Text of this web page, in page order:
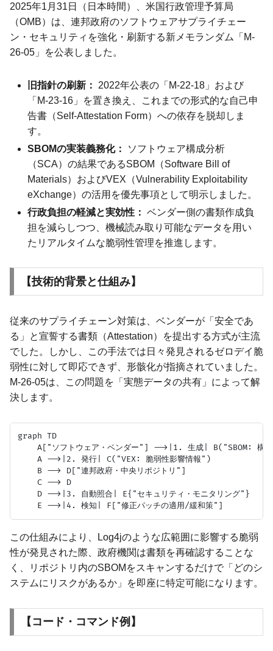
2025年1月31日（日本時間）、米国行政管理予算局
（OMB）は、連邦政府のソフトウェアサプライチェー
ン・セキュリティを強化・刷新する新メモランダム「M-
26-05」を公表しました。
旧指針の刷新：
2022年公表の「M-22-18」および
「M-23-16」を置き換え、これまでの形式的な自己申
告書（Self-Attestation Form）への依存を脱却しま
す。
SBOMの実装義務化：
ソフトウェア構成分析
（SCA）の結果であるSBOM（Software Bill of
Materials）およびVEX（Vulnerability Exploitability
eXchange）の活用を優先事項として明示しました。
行政負担の軽減と実効性： ベンダー側の書類作成負
担を減らしつつ、機械読み取り可能なデータを用い
たリアルタイムな脆弱性管理を推進します。
【技術的背景と仕組み】
従来のサプライチェーン対策は、ベンダーが「安全であ
る」と宣誓する書類（Attestation）を提出する方式が主流
でした。しかし、この手法では日々発見されるゼロデイ脆
弱性に対して即応できず、形骸化が指摘されていました。
M-26-05は、この問題を「実態データの共有」によって解
決します。
graph TD
A["ソフトウェア・ベンダー"] -->|1. 生成| B("SBOM: 構
    A -->|2. 発行| C("VEX: 脆弱性影響情報")
    B --> D["連邦政府・中央リポジトリ"]
    C --> D
    D -->|3. 自動照合| E{"セキュリティ・モニタリング"}
この仕組みにより、Log4jのような広範囲に影響する脆弱
性が発見された際、政府機関は書類を再確認することな
く、リポジトリ内のSBOMをスキャンするだけで「どのシ
ステムにリスクがあるか」を即座に特定可能になります。
【コード・コマンド例】